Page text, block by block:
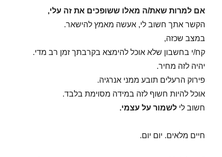
אם למרות שאת/ה מאלו ששופכים את זה עלי,
הקשר אתך חשוב לי, אעשה מאמץ להישאר.
במצב שכזה,
קח/י בחשבון שלא אוכל להימצא בקרבתך זמן רב מדי.
יהיה לזה מחיר.
פירוק הרעלים תובע ממני אנרגיה.
אוכל להיות חשוף לזה במידה מסוימת בלבד.
חשוב לילשמור על עצמי.
חיים מלאים. יום יום.